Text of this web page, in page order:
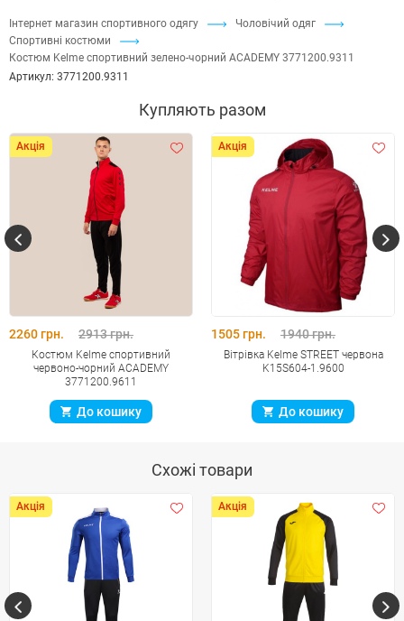
Інтернет магазин спортивного одягу
Чоловічий одяг
Спортивні костюми
Костюм Kelme спортивний зелено-чорний ACADEMY 3771200.9311
Артикул: 3771200.9311
Купляють разом
Акція
2260 грн. 2913 грн.
Костюм Kelme спортивний
червоно-чорний ACADEMY
3771200.9611
До кошику
Акція
1505 грн. 1940 грн.
Вітрівка Kelme STREET червона
K15S604-1.9600
До кошику
Схожі товари
Акція Акція